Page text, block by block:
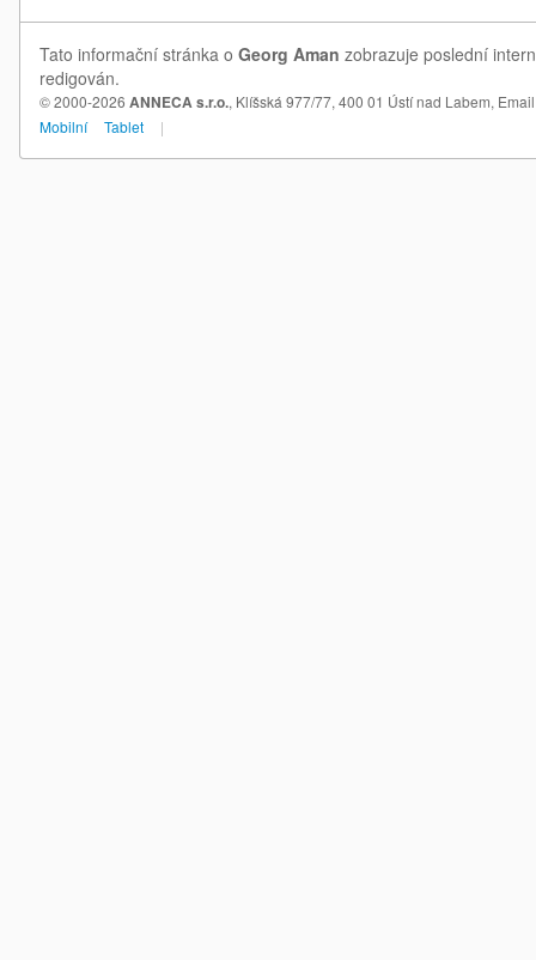
Tato informační stránka o Georg Aman zobrazuje poslední
redigován.
© 2000-2026 ANNECA s.r.o., Klíšská 977/77, 400 01 Ústí nad Labem,
Mobilní
Tablet |